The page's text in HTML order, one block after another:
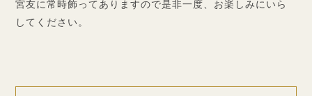
宮友に常時飾ってありますので是非一度、お楽しみにいら
してください。